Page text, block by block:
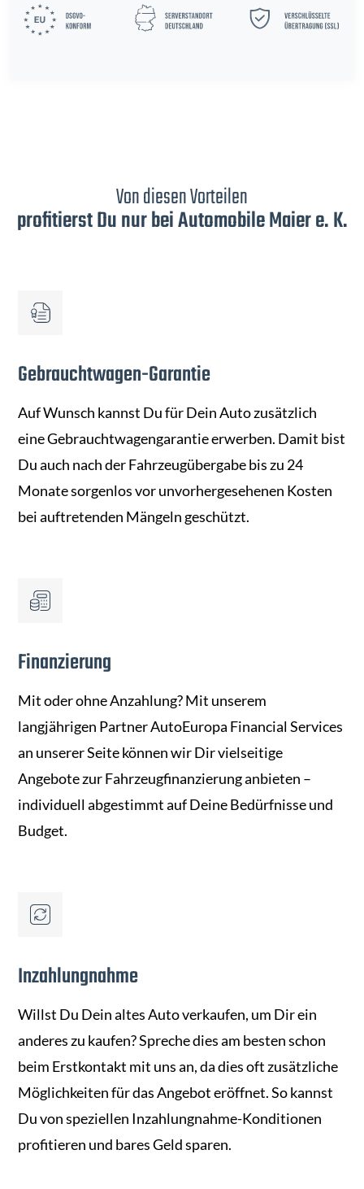
Von diesen Vorteilen
profitierst Du nur bei Automobile Maier e. K.
Gebrauchtwagen-Garantie
Auf Wunsch kannst Du für Dein Auto zusätzlich
eine Gebrauchtwagengarantie erwerben. Damit bist
Du auch nach der Fahrzeugübergabe bis zu 24
Monate sorgenlos vor unvorhergesehenen Kosten
bei auftretenden Mängeln geschützt.
Finanzierung
Mit oder ohne Anzahlung? Mit unserem
langjährigen Partner AutoEuropa Financial Services
an unserer Seite können wir Dir vielseitige
Angebote zur Fahrzeugfinanzierung anbieten –
individuell abgestimmt auf Deine Bedürfnisse und
Budget.
Inzahlungnahme
Willst Du Dein altes Auto verkaufen, um Dir ein
anderes zu kaufen? Spreche dies am besten schon
beim Erstkontakt mit uns an, da dies oft zusätzliche
Möglichkeiten für das Angebot eröffnet. So kannst
Du von speziellen Inzahlungnahme-Konditionen
profitieren und bares Geld sparen.